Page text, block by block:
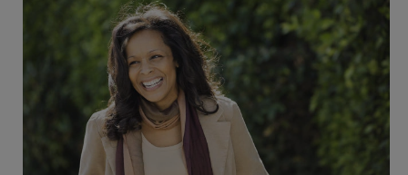
PARA PROFESIONALES
CUPONES
US (ES)